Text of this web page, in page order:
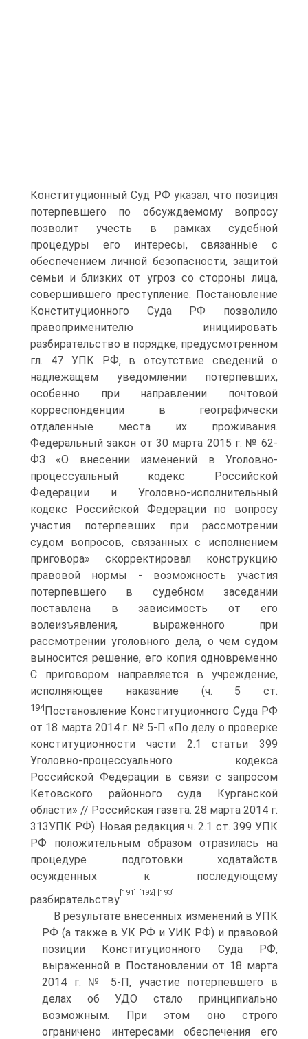
Конституционный Суд РФ указал, что позиция
потерпевшего по обсуждаемому вопросу
позволит учесть в рамках судебной
процедуры его интересы, связанные с
обеспечением личной безопасности, защитой
семьи и близких от угроз со стороны лица,
совершившего преступление. Постановление
Конституционного Суда РФ позволило
правоприменителю инициировать
разбирательство в порядке, предусмотренном
гл. 47 УПК РФ, в отсутствие сведений о
надлежащем уведомлении потерпевших,
особенно при направлении почтовой
корреспонденции в географически
отдаленные места их проживания.
Федеральный закон от 30 марта 2015 г. № 62-
ФЗ «О внесении изменений в Уголовно-
процессуальный кодекс Российской
Федерации и Уголовно-исполнительный
кодекс Российской Федерации по вопросу
участия потерпевших при рассмотрении
судом вопросов, связанных с исполнением
приговора» скорректировал конструкцию
правовой нормы - возможность участия
потерпевшего в судебном заседании
поставлена в зависимость от его
волеизъявления, выраженного при
рассмотрении уголовного дела, о чем судом
выносится решение, его копия одновременно
C приговором направляется в учреждение,
исполняющее наказание (ч. 5 ст.
194Постановление Конституционного Суда РФ
от 18 марта 2014 г. № 5-П «По делу о проверке
конституционности части 2.1 статьи 399
Уголовно-процессуального кодекса
Российской Федерации в связи с запросом
Кетовского районного суда Курганской
области» // Российская газета. 28 марта 2014 г.
313УПК РФ). Новая редакция ч. 2.1 ст. 399 УПК
РФ положительным образом отразилась на
процедуре подготовки ходатайств
осужденных к последующему
разбирательству
[191] [192] [193]
.
В результате внесенных изменений в УПК
РФ (а также в УК РФ и УИК РФ) и правовой
позиции Конституционного Суда РФ,
выраженной в Постановлении от 18 марта
2014 г. № 5-П, участие потерпевшего в
делах об УДО стало принципиально
возможным. При этом оно строго
ограничено интересами обеспечения его